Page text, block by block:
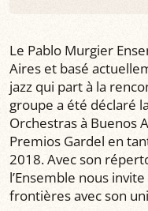
Le Pablo Murgier
Aires et basé
jazz qui part à la
groupe a été déclaré
Orchestras à Buenos
Premios Gardel en
2018. Avec son
l’Ensemble nous
frontières avec son